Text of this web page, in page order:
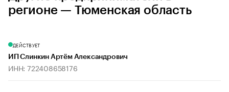
регионе — Тюменская область
ДЕЙСТВУЕТ
ИП Слинкин Артём Александрович
ИНН: 722408658176